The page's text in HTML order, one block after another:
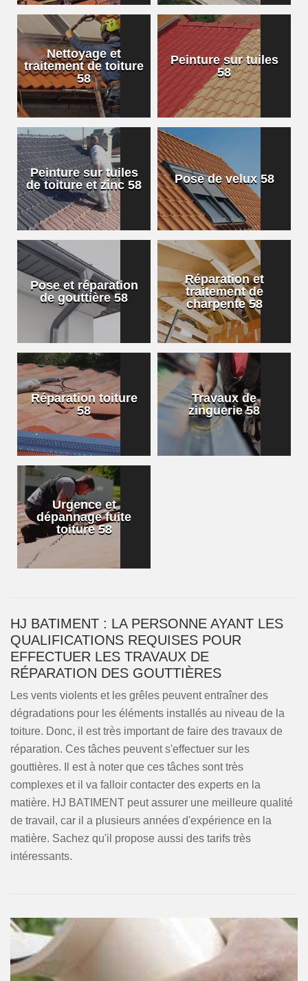
Nettoyage et
traitement de toiture
58
Peinture sur tuiles
58
Peinture sur tuiles
de toiture et zinc 58
Pose de velux 58
Pose et réparation
de gouttière 58
Réparation et
traitement de
charpente 58
Réparation toiture
58
Travaux de
zinguerie 58
Urgence et
dépannage fuite
toiture 58
HJ BATIMENT : LA PERSONNE AYANT LES
QUALIFICATIONS REQUISES POUR
EFFECTUER LES TRAVAUX DE
RÉPARATION DES GOUTTIÈRES
Les vents violents et les grêles peuvent entraîner des
dégradations pour les éléments installés au niveau de la
toiture. Donc, il est très important de faire des travaux de
réparation. Ces tâches peuvent s'effectuer sur les
gouttières. Il est à noter que ces tâches sont très
complexes et il va falloir contacter des experts en la
matière. HJ BATIMENT peut assurer une meilleure qualité
de travail, car il a plusieurs années d'expérience en la
matière. Sachez qu'il propose aussi des tarifs très
intéressants.